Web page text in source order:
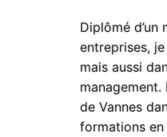
Diplômé
entreprises,
mais aussi
de Vannes
formations